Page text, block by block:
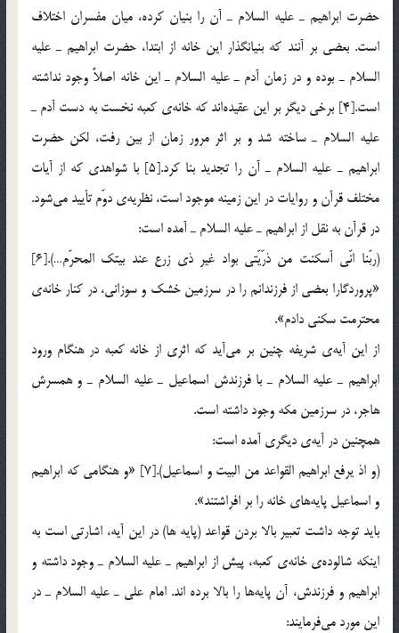
حضرت ابراهيم ـ عليه السلام ـ آن را بنيان كرده، ميان مفسران اختلاف
است. بعضي بر آنند كه بنيانگذار اين خانه از ابتدا، حضرت ابراهيم ـ عليه
السلام ـ بوده و در زمان آدم ـ عليه السلام ـ اين خانه اصلاً وجود نداشته
است.[4] برخي ديگر بر اين عقيده‌اند كه خانه‎ي كعبه نخست به دست آدم ـ
عليه السلام ـ ساخته شد و بر اثر مرور زمان از بين رفت، لكن حضرت
ابراهيم ـ عليه السلام ـ آن را تجديد بنا كرد.[5] با شواهدي كه از آيات
مختلف قرآن و روايات در اين زمينه موجود است، نظريه‎ي دوّم تأييد مي‌شود.
در قرآن به نقل از ابراهيم ـ عليه السلام ـ آمده است:
(ربّنا انّي أسكنت من ذرّيّتي بواد غير ذي زرع عند بيتك المحرّم…).[6]
«پروردگارا بعضي از فرزندانم را در سرزمين خشك و سوزاني، در كنار خانه‎ي
محترمت سكني دادم».
از اين آيه‎ي شريفه چنين بر مي‌آيد كه اثري از خانه كعبه در هنگام ورود
ابراهيم ـ عليه السلام ـ با فرزندش اسماعيل ـ عليه السلام ـ و همسرش
هاجر، در سرزمين مكه وجود داشته است.
همچنين در آيه‎ي ديگري آمده است:
(و اذ يرفع ابراهيم القواعد من البيت و اسماعيل).[7] «و هنگامي كه ابراهيم
و اسماعيل پايه‌هاي خانه را بر افراشتند».
بايد توجه داشت تعبير بالا بردن قواعد (پايه ها) در اين آيه، اشارتي است به
اينكه شالوده‎ي خانه‎ي كعبه، پيش از ابراهيم ـ عليه السلام ـ وجود داشته و
ابراهيم و فرزندش، آن پايه‌ها را بالا برده اند. امام علي ـ عليه السلام ـ در
اين مورد مي‌فرمايند: